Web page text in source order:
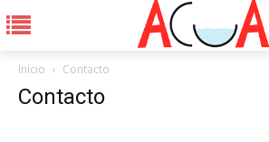
Inicio Contacto
Contacto